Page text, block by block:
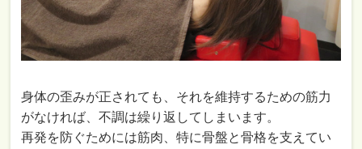
身体の歪みが正されても、それを維持するための筋力
がなければ、不調は繰り返してしまいます。
再発を防ぐためには筋肉、特に骨盤と骨格を支えてい